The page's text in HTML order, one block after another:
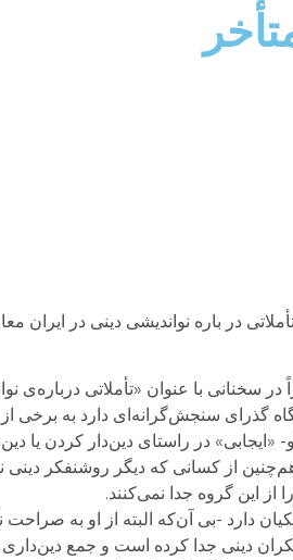
در باره نواندیشی دینی در ایران
سخنانی با عنوان «تأملاتی درباره‌ی
گذرای سنجش‌گرانه‌ای دارد به برخی
«ایجابی» در راستای دین‌دار کردن یا
هم‌چنین از کسانی که دیگر روشنفکر
این گروه جدا نمی‌کنند.
دارد -بی آن‌که البته از او به صراحت
دینی جدا کرده است و جمع دین‌داری